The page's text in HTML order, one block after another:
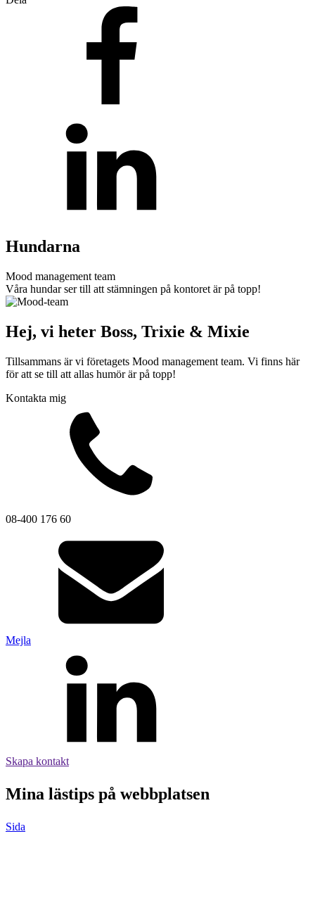
Teknisk support
Kombinerade enheter
LarmklockorMED-klassade
Säkerhet
Blixtljus
Kombinerade enheterLarmsystem
Kombinerade enheter
Larmklockor
LED-indikatorerDetektorer
Strömförsörjning
Hundarna
Mood management team
Våra hundar ser till att stämningen på kontoret är på topp!
Hej, vi heter Boss, Trixie & Mixie
Tillsammans är vi företagets Mood management team. Vi finns här
för att se till att allas humör är på topp!
Kontakta mig
08-400 176 60
Mejla
Skapa kontakt
Mina lästips på webbplatsen
Sida